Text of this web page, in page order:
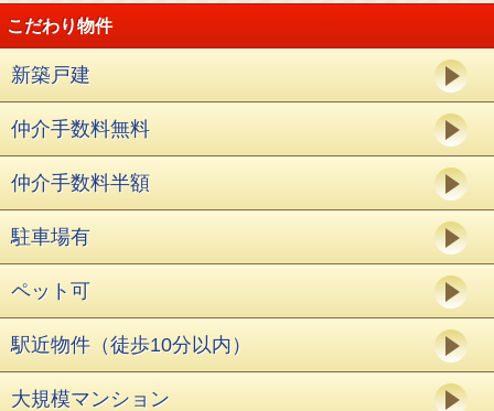
こだわり物件
新築戸建
仲介手数料無料
仲介手数料半額
駐車場有
ペット可
駅近物件（徒歩10分以内）
大規模マンション